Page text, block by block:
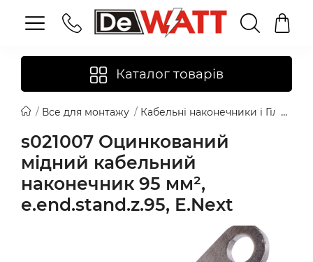
Каталог товарів
Все для монтажу Кабельні наконечники і Гільзи
s021007 Оцинкований
мідний кабельний
наконечник 95 мм²,
e.end.stand.z.95, E.Next